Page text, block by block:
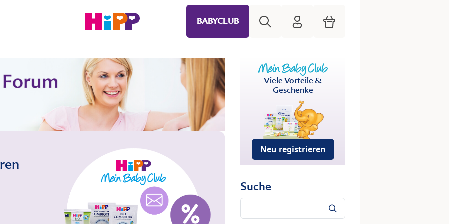
BABYCLUB HiPP Mein Babyclub
Warenkorb
Viele Vorteile &
Geschenke
Neu registrieren
Suche